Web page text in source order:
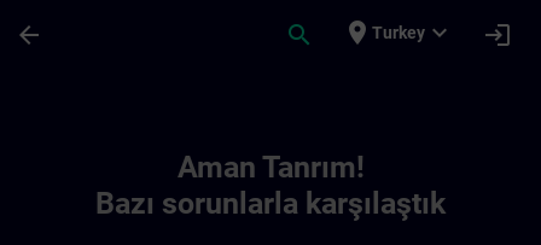
arrow_back search place Turkey expand_more login
Aman Tanrım!
Bazı sorunlarla karşılaştık